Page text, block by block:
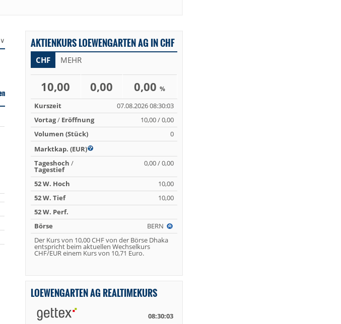
AKTIENKURS LOEWENGARTEN AG IN CHF
CHF MEHR
10,00 0,00 0,00%
Kurszeit
07.08.2026 08:30:03
Vortag/ Eröffnung
10,00 / 0,00
Volumen (Stück)
0
Marktkap. (EUR)
Tageshoch /
Tagestief
0,00 / 0,00
52 W. Hoch
10,00
52 W. Tief
10,00
52 W. Perf.
Börse
BERN
Der Kurs von 10,00 CHF von der Börse Dhaka
entspricht beim aktuellen Wechselkurs
CHF/EUR einem Kurs von 10,71 Euro.
LOEWENGARTEN AG REALTIMEKURS
08:30:03